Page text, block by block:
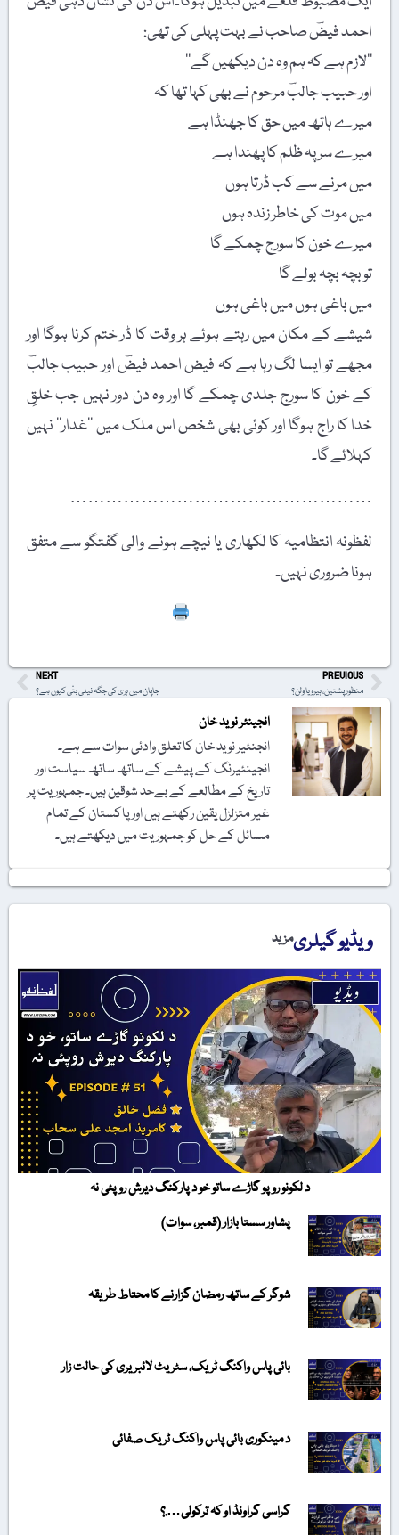
احمد فیضؔ صاحب نے بہت پہلی کی تھی:
’’لازم ہے کہ ہم وہ دن دیکھیں گے‘‘
اور حبیب جالبؔ مرحوم نے بھی کہا تھا کہ
میرے ہاتھ میں حق کا جھنڈا ہے
میرے سر پہ ظلم کا پھندا ہے
میں مرنے سے کب ڈرتا ہوں
میں موت کی خاطر زندہ ہوں
میرے خون کا سورج چمکے گا
تو بچہ بچہ بولے گا
میں باغی ہوں میں باغی ہوں
شیشے کے مکان میں رہتے ہوئے ہر وقت کا ڈر ختم کرنا ہوگا اور
مجھے تو ایسا لگ رہا ہے کہ فیض احمد فیضؔ اور حبیب جالبؔ
کے خون کا سورج جلدی چمکے گا اور وہ دن دور نہیں جب خلقِ
خدا کا راج ہوگا اور کوئی بھی شخص اس ملک میں ’’غدار‘‘ نہیں
کہلائے گا۔
……………………………………………
لفظونہ انتظامیہ کا لکھاری یا نیچے ہونے والی گفتگو سے متفق
ہونا ضروری نہیں۔
PREVIOUS
منظور پشتین، ہیرو یا ولن؟
NEXT
جاپان میں ہری کی جگہ نیلی بتّی کیوں ہے؟
انجینئر نوید خان
انجنئیر نوید خان کا تعلق وادئی سوات سے ہے۔
انجینئیرنگ کے پیشے کے ساتھ ساتھ سیاست اور
تاریخ کے مطالعے کے بےحد شوقین ہیں۔ جمہوریت پر
غیر متزلزل یقین رکھتے ہیں اور پاکستان کے تمام
مسائل کے حل کو جمہوریت میں دیکھتے ہیں۔
ویڈیو گیلریمزید
د لکونو روپو گاڑے ساتو خو د پارکنگ دیرش روپئی نہ
پشاور سستا بازار (قمبر، سوات)
شوگر کے ساتھ رمضان گزارنے کا محتاط طریقہ
بائی پاس واکنگ ٹریک، سٹریٹ لائبریری کی حالت زار
د مینگوری بائی پاس واکنگ ٹریک صفائی
گراسی گراونڈ او کہ ترکولی….؟